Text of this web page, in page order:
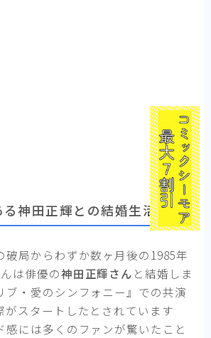
神田正輝との結婚生活
破局からわずか数ヶ月後の1985年
は俳優の神田正輝さん と結婚しま
ブ・愛のシンフォニー』での共演
がスタートしたとされています
感には多くのファンが驚いたこと